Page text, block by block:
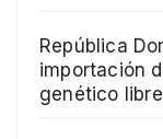
República
importación
genético